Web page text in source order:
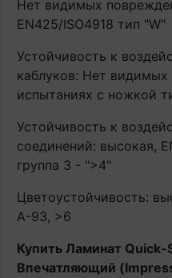
Нет видимых
EN425/ISO4918 тип "W"
Устойчивость к
каблуков: Нет
испытаниях с ножкой
Устойчивость к
соединений: высокая,
группа 3 - ">4"
Цветоустойчивость:
A-93, >6
Купить Ламинат Quick-
Впечатляющий